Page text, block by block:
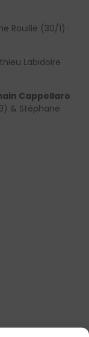
Rouille (30/1) :
Labidoire
Cappellaro
& Stéphane